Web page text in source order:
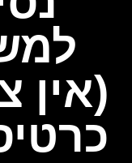
(אין